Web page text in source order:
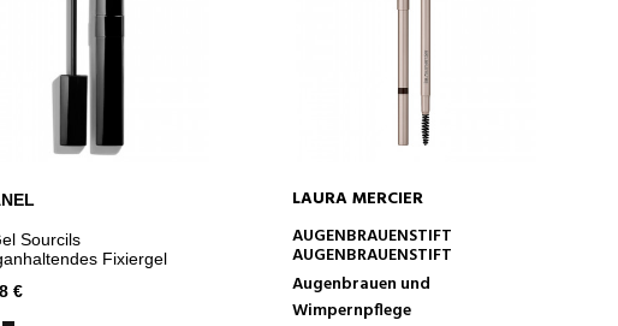
IN DEN WARENKORB
Sourcils
Fixiergel
€
IN DEN WARENKORB
LAURA MERCIER
AUGENBRAUENSTIFT
AUGENBRAUENSTIFT
Augenbrauen und
Wimpernpflege